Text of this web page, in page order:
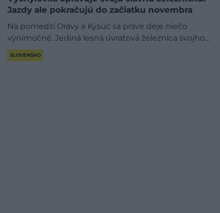
Jazdy ale pokračujú do začiatku novembra
Na pomedzí Oravy a Kysúc sa práve deje niečo
výnimočné. Jediná lesná úvraťová železnica svojho…
SLOVENSKO